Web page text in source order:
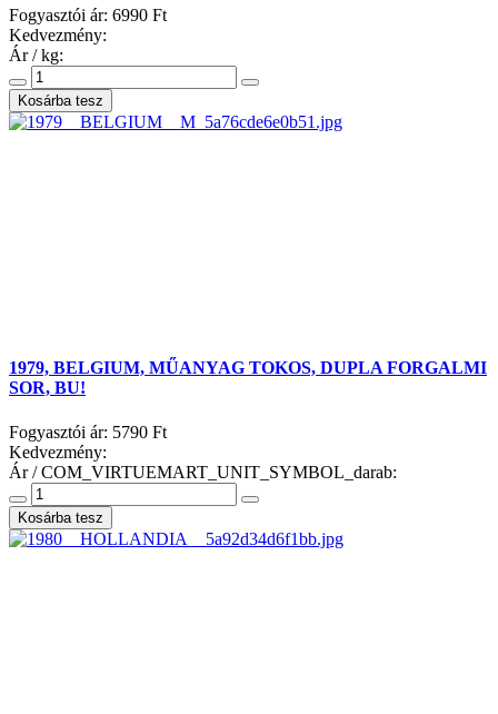
Fogyasztói ár: 6990 Ft
Kedvezmény:
Ár / kg:
1979, BELGIUM, MŰANYAG TOKOS, DUPLA FORGALMI
SOR, BU!
Fogyasztói ár: 5790 Ft
Kedvezmény:
Ár / COM_VIRTUEMART_UNIT_SYMBOL_darab: